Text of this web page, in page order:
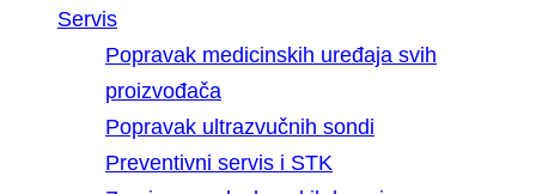
Servis
Popravak medicinskih uređaja svih
proizvođača
Popravak ultrazvučnih sondi
Preventivni servis i STK